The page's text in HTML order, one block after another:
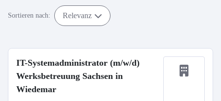
Sortieren nach: Relevanz
IT-Systemadministrator (m/w/d)
Werksbetreuung Sachsen in
Wiedemar